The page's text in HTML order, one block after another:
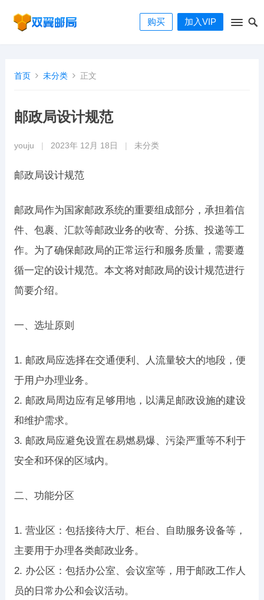
购买 加入VIP
首页 未分类 正文
邮政局设计规范
youju 2023年 12月 18日 未分类
邮政局设计规范
邮政局作为国家邮政系统的重要组成部分，承担着信
件、包裹、汇款等邮政业务的收寄、分拣、投递等工
作。为了确保邮政局的正常运行和服务质量，需要遵
循一定的设计规范。本文将对邮政局的设计规范进行
简要介绍。
一、选址原则
1. 邮政局应选择在交通便利、人流量较大的地段，便
于用户办理业务。
2. 邮政局周边应有足够用地，以满足邮政设施的建设
和维护需求。
3. 邮政局应避免设置在易燃易爆、污染严重等不利于
安全和环保的区域内。
二、功能分区
1. 营业区：包括接待大厅、柜台、自助服务设备等，
主要用于办理各类邮政业务。
2. 办公区：包括办公室、会议室等，用于邮政工作人
员的日常办公和会议活动。